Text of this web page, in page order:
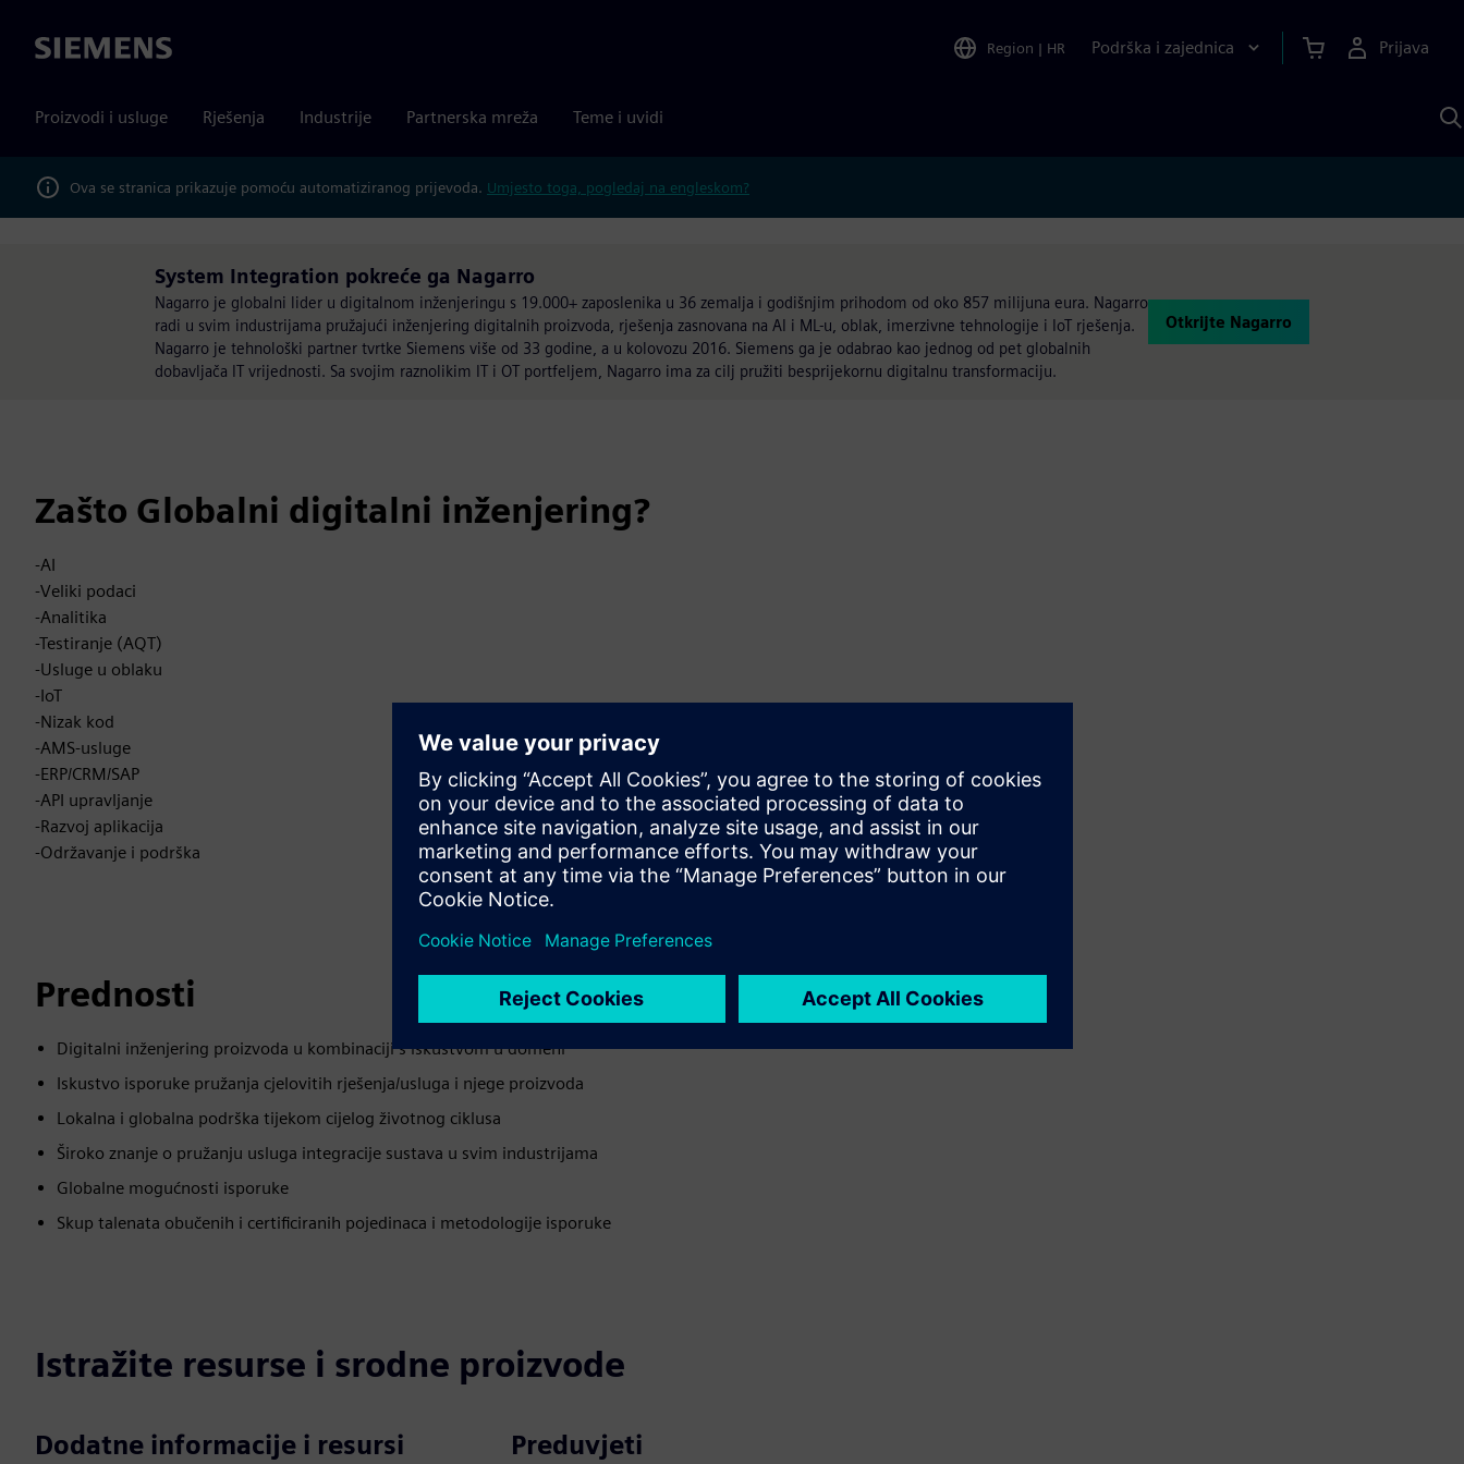
Siemens Region | HR Podrška i zajednica Prijava
Proizvodi i usluge Rješenja Industrije Partnerska mreža Teme i uvidi
Ova se stranica prikazuje pomoću automatiziranog prijevoda. Umjesto toga, pogledaj na engleskom?
System Integration pokreće ga Nagarro
Nagarro je globalni lider u digitalnom inženjeringu s 19.000+ zaposlenika u 36 zemalja i godišnjim prihodom od oko 857 milijuna eura. Nagarro
radi u svim industrijama pružajući inženjering digitalnih proizvoda, rješenja zasnovana na AI i ML-u, oblak, imerzivne tehnologije i IoT rješenja.
Nagarro je tehnološki partner tvrtke Siemens više od 33 godine, a u kolovozu 2016. Siemens ga je odabrao kao jednog od pet globalnih
dobavljača IT vrijednosti. Sa svojim raznolikim IT i OT portfeljem, Nagarro ima za cilj pružiti besprijekornu digitalnu transformaciju.
Otkrijte Nagarro
Zašto Globalni digitalni inženjering?
-AI
-Veliki podaci
-Analitika
-Testiranje (AQT)
-Usluge u oblaku
-IoT
-Nizak kod
-AMS-usluge
-ERP/CRM/SAP
-API upravljanje
-Razvoj aplikacija
-Održavanje i podrška
Prednosti
Digitalni inženjering proizvoda u kombinaciji s iskustvom u domeni
Iskustvo isporuke pružanja cjelovitih rješenja/usluga i njege proizvoda
Lokalna i globalna podrška tijekom cijelog životnog ciklusa
Široko znanje o pružanju usluga integracije sustava u svim industrijama
Globalne mogućnosti isporuke
Skup talenata obučenih i certificiranih pojedinaca i metodologije isporuke
Istražite resurse i srodne proizvode
Dodatne informacije i resursi Preduvjeti